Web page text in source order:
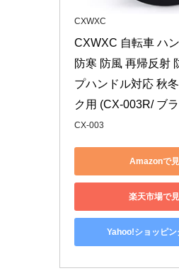
CXWXC
CXWXC 自転車 ハ
防寒 防風 再帰反射
プハンドル対応 秋
ク用 (CX-003R/ ブ
CX-003
Amazonで
楽天市場で
Yahoo!ショッピン